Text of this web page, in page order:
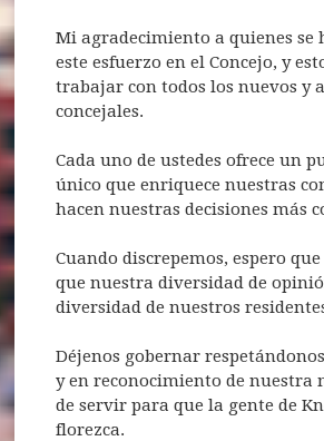
Mi agradecimiento a quienes se
este esfuerzo en el Concejo, y
trabajar con todos los nuevos y
concejales.
Cada uno de ustedes ofrece un
único que enriquece nuestras
hacen nuestras decisiones más
Cuando discrepemos, espero
que nuestra diversidad de
diversidad de nuestros
Déjenos gobernar
y en reconocimiento de nuestra
de servir para que la gente de
florezca.